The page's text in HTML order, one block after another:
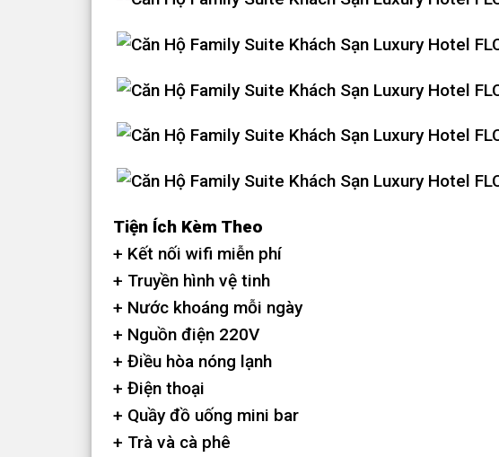
Tiện Ích Kèm Theo
+ Kết nối wifi miễn phí
+ Truyền hình vệ tinh
+ Nước khoáng mỗi ngày
+ Nguồn điện 220V
+ Điều hòa nóng lạnh
+ Điện thoại
+ Quầy đồ uống mini bar
+ Trà và cà phê